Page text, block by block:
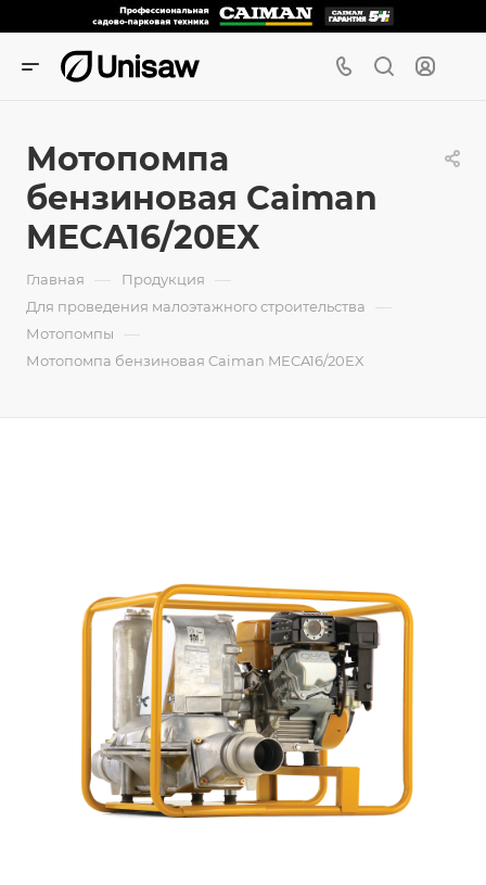
Мотопомпа
бензиновая Caiman
MECA16/20EX
Главная — Продукция —
Для проведения малоэтажного строительства —
Мотопомпы —
Мотопомпа бензиновая Caiman MECA16/20EX